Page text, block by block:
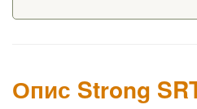
Опис Strong